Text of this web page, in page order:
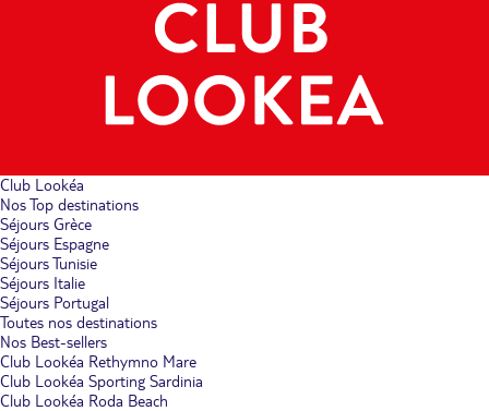
Club Lookéa
Nos Top destinations
Séjours Grèce
Séjours Espagne
Séjours Tunisie
Séjours Italie
Séjours Portugal
Toutes nos destinations
Nos Best-sellers
Club Lookéa Rethymno Mare
Club Lookéa Sporting Sardinia
Club Lookéa Roda Beach